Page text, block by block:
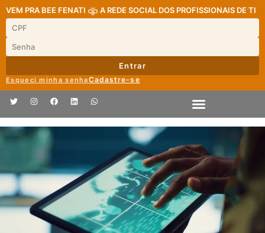
VEM PRA BEE FENATI A REDE SOCIAL DOS PROFISSIONAIS DE TI
Entrar
Esqueci minha senhaCadastre-se